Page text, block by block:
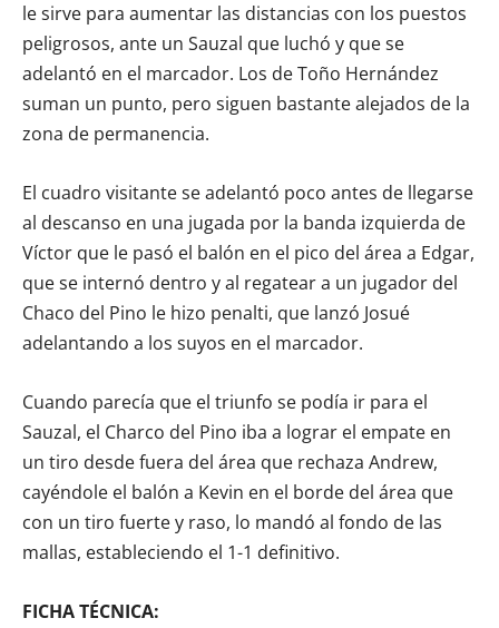
le sirve para aumentar las distancias con los puestos
peligrosos, ante un Sauzal que luchó y que se
adelantó en el marcador. Los de Toño Hernández
suman un punto, pero siguen bastante alejados de la
zona de permanencia.
El cuadro visitante se adelantó poco antes de llegarse
al descanso en una jugada por la banda izquierda de
Víctor que le pasó el balón en el pico del área a Edgar,
que se internó dentro y al regatear a un jugador del
Chaco del Pino le hizo penalti, que lanzó Josué
adelantando a los suyos en el marcador.
Cuando parecía que el triunfo se podía ir para el
Sauzal, el Charco del Pino iba a lograr el empate en
un tiro desde fuera del área que rechaza Andrew,
cayéndole el balón a Kevin en el borde del área que
con un tiro fuerte y raso, lo mandó al fondo de las
mallas, estableciendo el 1-1 definitivo.
FICHA TÉCNICA: